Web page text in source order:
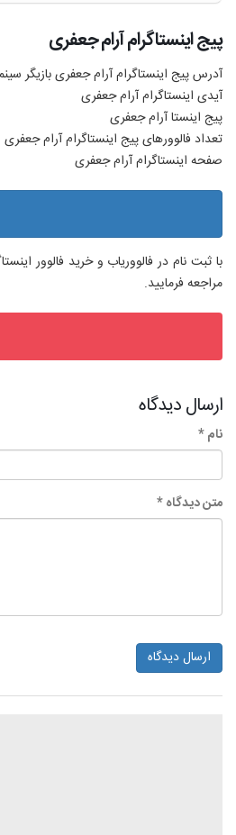
پیج اینستاگرام آرام جعفری
آدرس پیج اینستاگرام آرام جعفری بازیگر
آیدی اینستاگرام آرام جعفری
پیج اینستا آرام جعفری
تعداد فالوورهای پیج اینستاگرام آرام جعفری
صفحه اینستاگرام آرام جعفری
با ثبت نام در فالووریاب و خرید فالوور
مراجعه فرمایید.
ارسال دیدگاه
نام *
متن دیدگاه *
ارسال دیدگاه